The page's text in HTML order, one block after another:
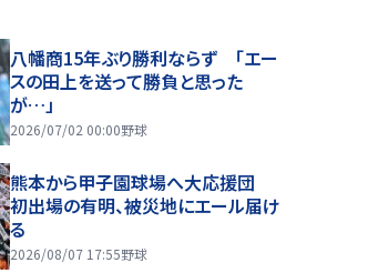
八幡商15年ぶり勝利ならず 「エー
スの田上を送って勝負と思った
が…」
2026/07/02 00:00野球
熊本から甲子園球場へ大応援団
初出場の有明、被災地にエール届け
る
2026/08/07 17:55野球